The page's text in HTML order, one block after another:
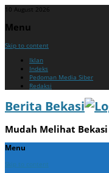
10 August 2026
Menu
Skip to content
Iklan
Indeks
Pedoman Media Siber
Redaksi
Berita Bekasi
Mudah Melihat Bekasi
Menu
Skip to content